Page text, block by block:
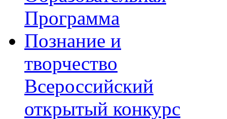
Программа
Познание и
творчество
Всероссийский
открытый конкурс